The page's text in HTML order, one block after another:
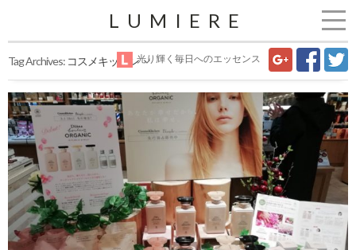
LUMIERE
光り輝く毎日へのエッセンス
Tag Archives: コスメキッチン